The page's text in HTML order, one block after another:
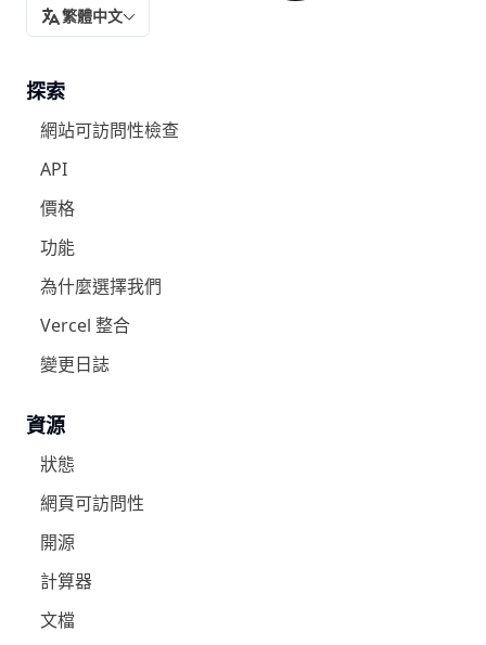
翻譯繁體中文
探索
網站可訪問性檢查
API
價格
功能
為什麼選擇我們
Vercel 整合
變更日誌
資源
狀態
網頁可訪問性
開源
計算器
文檔